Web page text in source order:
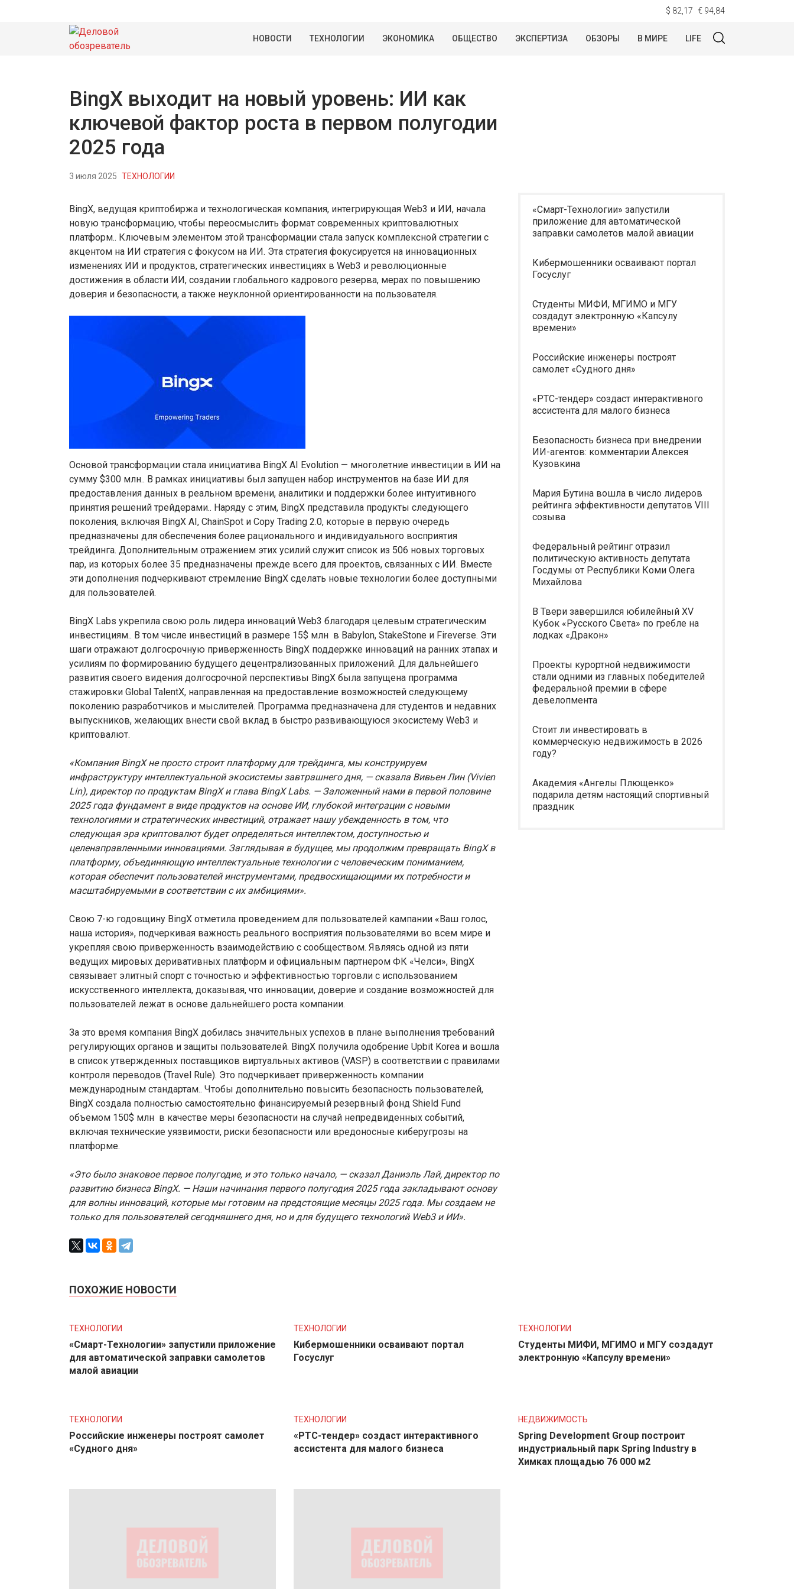
$ 82,17 € 94,84
НОВОСТИ ТЕХНОЛОГИИ ЭКОНОМИКА ОБЩЕСТВО ЭКСПЕРТИЗА ОБЗОРЫ В МИРЕ LIFE
BingX выходит на новый уровень: ИИ как
ключевой фактор роста в первом полугодии
2025 года
3 июля 2025 ТЕХНОЛОГИИ
BingX, ведущая криптобиржа и технологическая компания, интегрирующая Web3 и ИИ, начала
новую трансформацию, чтобы переосмыслить формат современных криптовалютных
платформ.. Ключевым элементом этой трансформации стала запуск комплексной стратегии с
акцентом на ИИ стратегия с фокусом на ИИ. Эта стратегия фокусируется на инновационных
изменениях ИИ и продуктов, стратегических инвестициях в Web3 и революционные
достижения в области ИИ, создании глобального кадрового резерва, мерах по повышению
доверия и безопасности, а также неуклонной ориентированности на пользователя.
Основой трансформации стала инициатива BingX AI Evolution — многолетние инвестиции в ИИ на
сумму $300 млн.. В рамках инициативы был запущен набор инструментов на базе ИИ для
предоставления данных в реальном времени, аналитики и поддержки более интуитивного
принятия решений трейдерами.. Наряду с этим, BingX представила продукты следующего
поколения, включая BingX AI, ChainSpot и Copy Trading 2.0, которые в первую очередь
предназначены для обеспечения более рационального и индивидуального восприятия
трейдинга. Дополнительным отражением этих усилий служит список из 506 новых торговых
пар, из которых более 35 предназначены прежде всего для проектов, связанных с ИИ. Вместе
эти дополнения подчеркивают стремление BingX сделать новые технологии более доступными
для пользователей.
BingX Labs укрепила свою роль лидера инноваций Web3 благодаря целевым стратегическим
инвестициям.. В том числе инвестиций в размере 15$ млн в Babylon, StakeStone и Fireverse. Эти
шаги отражают долгосрочную приверженность BingX поддержке инноваций на ранних этапах и
усилиям по формированию будущего децентрализованных приложений. Для дальнейшего
развития своего видения долгосрочной перспективы BingX была запущена программа
стажировки Global TalentX, направленная на предоставление возможностей следующему
поколению разработчиков и мыслителей. Программа предназначена для студентов и недавних
выпускников, желающих внести свой вклад в быстро развивающуюся экосистему Web3 и
криптовалют.
«Компания BingX не просто строит платформу для трейдинга, мы конструируем
инфраструктуру интеллектуальной экосистемы завтрашнего дня, — сказала Вивьен Лин (Vivien
Lin), директор по продуктам BingX и глава BingX Labs. — Заложенный нами в первой половине
2025 года фундамент в виде продуктов на основе ИИ, глубокой интеграции с новыми
технологиями и стратегических инвестиций, отражает нашу убежденность в том, что
следующая эра криптовалют будет определяться интеллектом, доступностью и
целенаправленными инновациями. Заглядывая в будущее, мы продолжим превращать BingX в
платформу, объединяющую интеллектуальные технологии с человеческим пониманием,
которая обеспечит пользователей инструментами, предвосхищающими их потребности и
масштабируемыми в соответствии с их амбициями».
Свою 7-ю годовщину BingX отметила проведением для пользователей кампании «Ваш голос,
наша история», подчеркивая важность реального восприятия пользователями во всем мире и
укрепляя свою приверженность взаимодействию с сообществом. Являясь одной из пяти
ведущих мировых деривативных платформ и официальным партнером ФК «Челси», BingX
связывает элитный спорт с точностью и эффективностью торговли с использованием
искусственного интеллекта, доказывая, что инновации, доверие и создание возможностей для
пользователей лежат в основе дальнейшего роста компании.
За это время компания BingX добилась значительных успехов в плане выполнения требований
регулирующих органов и защиты пользователей. BingX получила одобрение Upbit Korea и вошла
в список утвержденных поставщиков виртуальных активов (VASP) в соответствии с правилами
контроля переводов (Travel Rule). Это подчеркивает приверженность компании
международным стандартам.. Чтобы дополнительно повысить безопасность пользователей,
BingX создала полностью самостоятельно финансируемый резервный фонд Shield Fund
объемом 150$ млн в качестве меры безопасности на случай непредвиденных событий,
включая технические уязвимости, риски безопасности или вредоносные киберугрозы на
платформе.
«Это было знаковое первое полугодие, и это только начало, — сказал Даниэль Лай, директор по
развитию бизнеса BingX. — Наши начинания первого полугодия 2025 года закладывают основу
для волны инноваций, которые мы готовим на предстоящие месяцы 2025 года. Мы создаем не
только для пользователей сегодняшнего дня, но и для будущего технологий Web3 и ИИ».
«Смарт-Технологии» запустили
приложение для автоматической
заправки самолетов малой авиации
Кибермошенники осваивают портал
Госуслуг
Студенты МИФИ, МГИМО и МГУ
создадут электронную «Капсулу
времени»
Российские инженеры построят
самолет «Судного дня»
«РТС-тендер» создаст интерактивного
ассистента для малого бизнеса
Безопасность бизнеса при внедрении
ИИ-агентов: комментарии Алексея
Кузовкина
Мария Бутина вошла в число лидеров
рейтинга эффективности депутатов VIII
созыва
Федеральный рейтинг отразил
политическую активность депутата
Госдумы от Республики Коми Олега
Михайлова
В Твери завершился юбилейный XV
Кубок «Русского Света» по гребле на
лодках «Дракон»
Проекты курортной недвижимости
стали одними из главных победителей
федеральной премии в сфере
девелопмента
Стоит ли инвестировать в
коммерческую недвижимость в 2026
году?
Академия «Ангелы Плющенко»
подарила детям настоящий спортивный
праздник
ПОХОЖИЕ НОВОСТИ
ТЕХНОЛОГИИ
«Смарт-Технологии» запустили приложение
для автоматической заправки самолетов
малой авиации
ТЕХНОЛОГИИ
Кибермошенники осваивают портал
Госуслуг
ТЕХНОЛОГИИ
Студенты МИФИ, МГИМО и МГУ создадут
электронную «Капсулу времени»
ТЕХНОЛОГИИ
Российские инженеры построят самолет
«Судного дня»
ТЕХНОЛОГИИ
«РТС-тендер» создаст интерактивного
ассистента для малого бизнеса
НЕДВИЖИМОСТЬ
Spring Development Group построит
индустриальный парк Spring Industry в
Химках площадью 76 000 м2